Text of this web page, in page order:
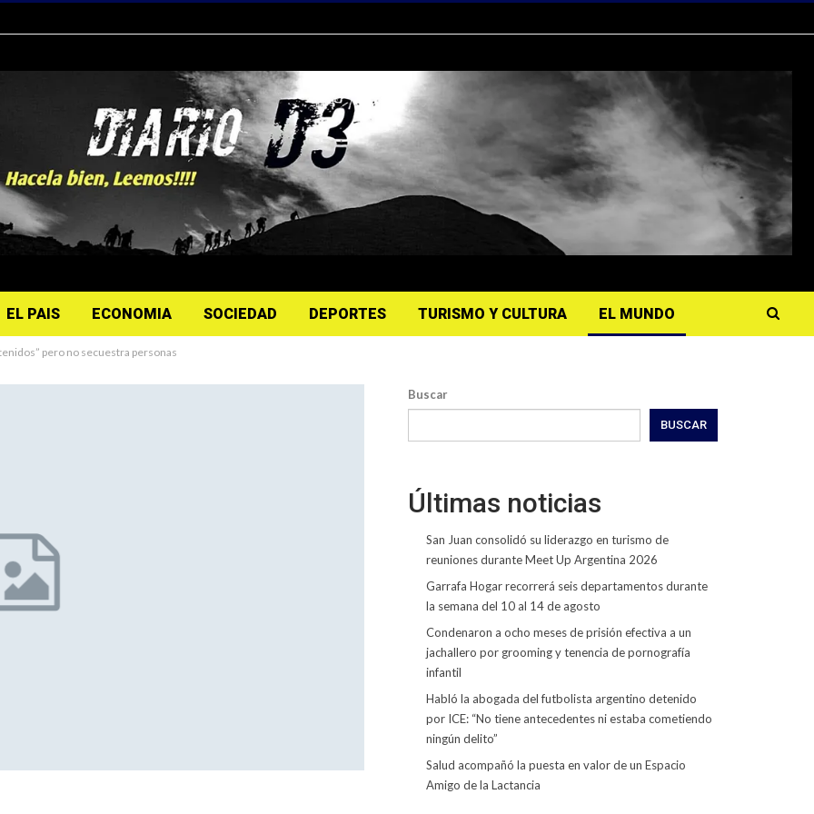
EL PAIS ECONOMIA SOCIEDAD DEPORTES TURISMO Y CULTURA EL MUNDO
pero no secuestra personas
Buscar
BUSCAR
Últimas noticias
San Juan consolidó su liderazgo en turismo de
reuniones durante Meet Up Argentina 2026
Garrafa Hogar recorrerá seis departamentos durante
la semana del 10 al 14 de agosto
Condenaron a ocho meses de prisión efectiva a un
jachallero por grooming y tenencia de pornografía
infantil
Habló la abogada del futbolista argentino detenido
por ICE: “No tiene antecedentes ni estaba cometiendo
ningún delito”
Salud acompañó la puesta en valor de un Espacio
Amigo de la Lactancia